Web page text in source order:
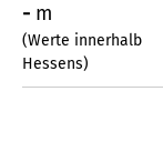
- m
(Werte innerhalb
Hessens)